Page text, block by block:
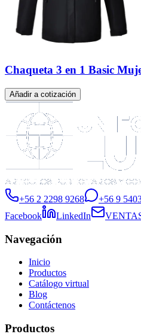
Chaqueta 3 en 1 Basic
Añadir a cotización
+56 2 2298 9268 +56 9
Facebook
LinkedIn
Navegación
Inicio
Productos
Catálogo virtual
Blog
Contáctenos
Productos